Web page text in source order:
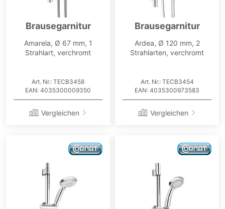
Brausegarnitur
Amarela, Ø 67 mm, 1
Strahlart, verchromt
Art. Nr.: TECB3458
EAN: 4035300009350
Vergleichen
Brausegarnitur
Ardea, Ø 120 mm, 2
Strahlarten, verchromt
Art. Nr.: TECB3454
EAN: 4035300973583
Vergleichen